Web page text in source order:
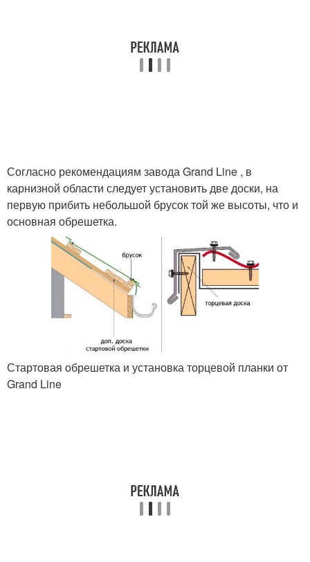
Согласно рекомендациям завода Grand Line , в
карнизной области следует установить две доски, на
первую прибить небольшой брусок той же высоты, что и
основная обрешетка.
Стартовая обрешетка и установка торцевой планки от
Grand Line